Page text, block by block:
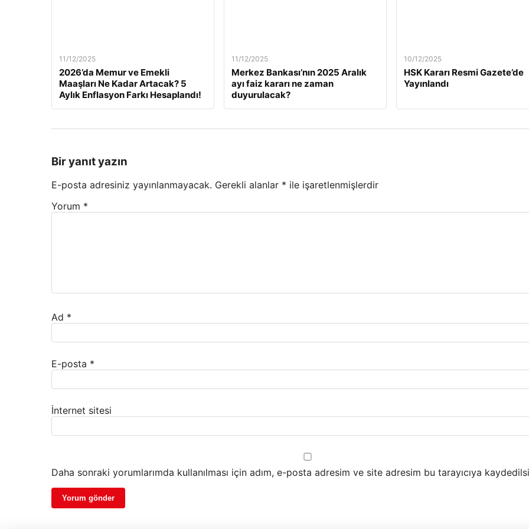
11/12/2025
2026’da Memur ve Emekli
Maaşları Ne Kadar Artacak? 5
Aylık Enflasyon Farkı Hesaplandı!
11/12/2025
Merkez Bankası’nın 2025 Aralık
ayı faiz kararı ne zaman
duyurulacak?
10/12/2025
HSK Kararı Resmi Gazete’de
Yayınlandı
Bir yanıt yazın
E-posta adresiniz yayınlanmayacak. Gerekli alanlar * ile işaretlenmişlerdir
Yorum *
Ad *
E-posta *
İnternet sitesi
Daha sonraki yorumlarımda kullanılması için adım, e-posta adresim ve site adresim bu tarayıcıya